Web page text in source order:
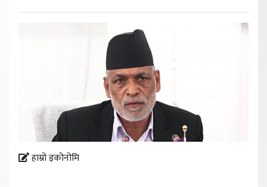
हाम्रो इकोनोमि